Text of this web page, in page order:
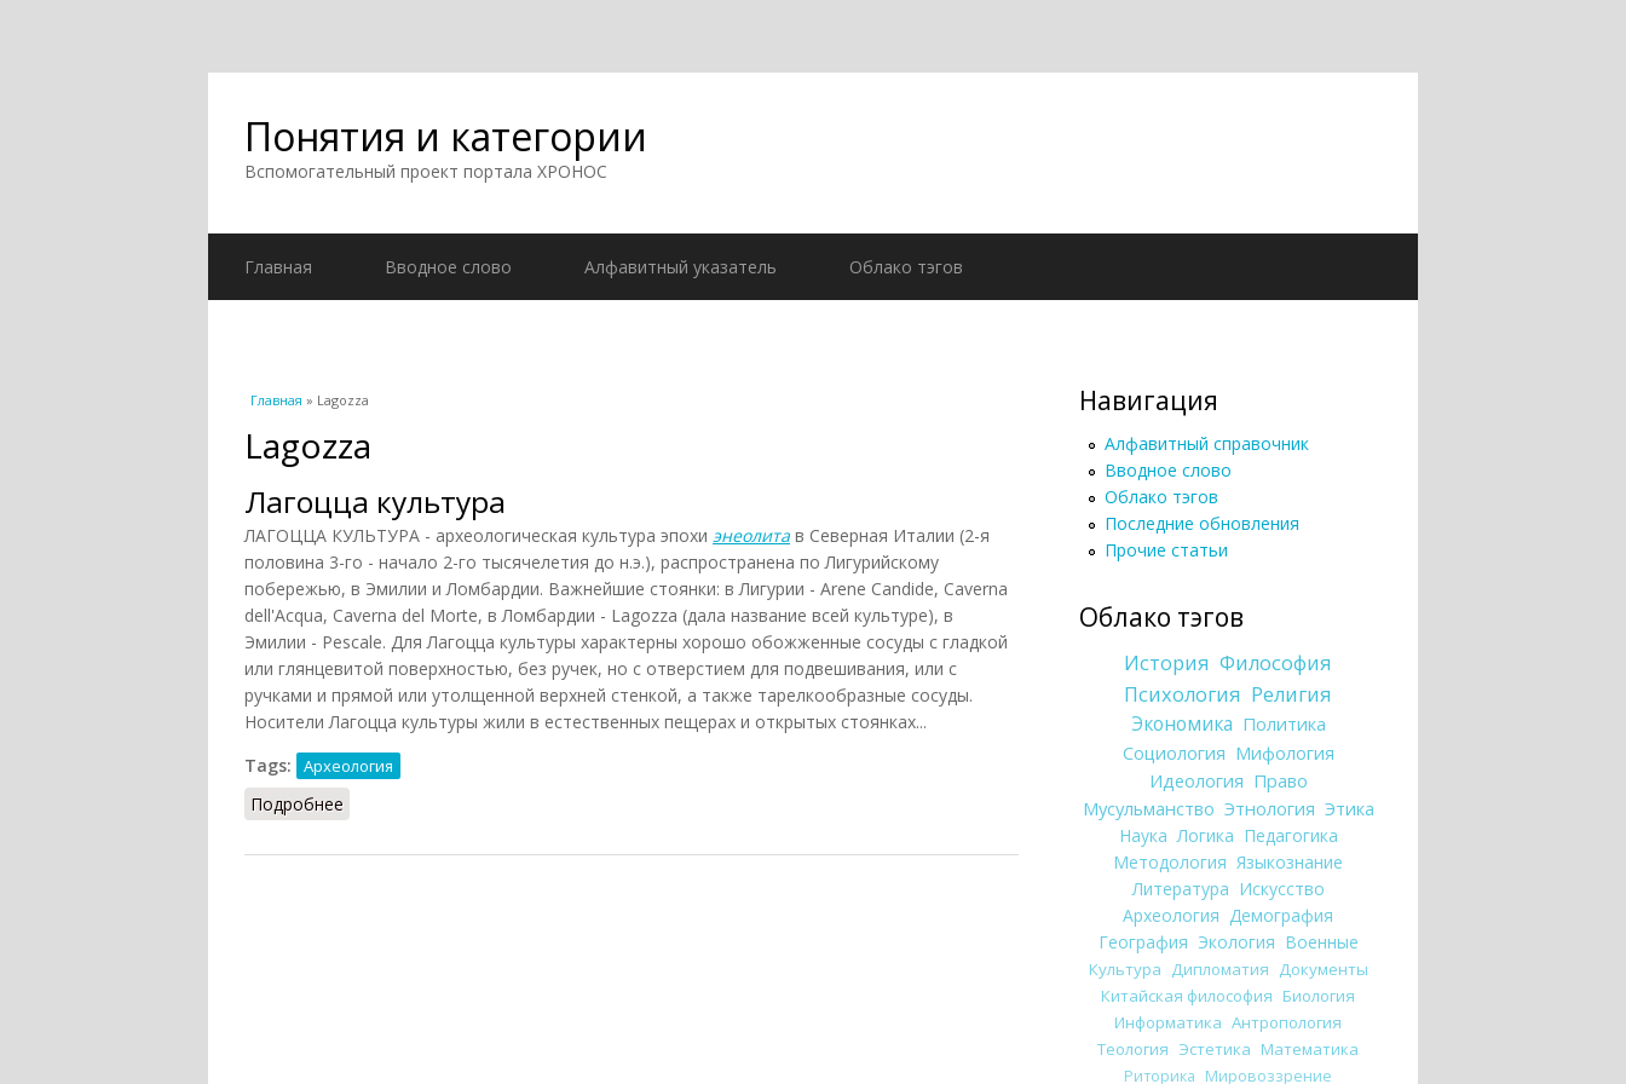
Понятия и категории
Вспомогательный проект портала ХРОНОС
Главная Вводное слово Алфавитный указатель Облако тэгов
Вы здесь
Главная » Lagozza
Lagozza
Лагоцца культура
ЛАГОЦЦА КУЛЬТУРА - археологическая культура эпохи энеолита в Северная Италии (2-я
половина 3-го - начало 2-го тысячелетия до н.э.), распространена по Лигурийскому
побережью, в Эмилии и Ломбардии. Важнейшие стоянки: в Лигурии - Arene Candide, Caverna
dell'Acqua, Caverna del Morte, в Ломбардии - Lagozza (дала название всей культуре), в
Эмилии - Pescale. Для Лагоцца культуры характерны хорошо обожженные сосуды с гладкой
или глянцевитой поверхностью, без ручек, но с отверстием для подвешивания, или с
ручками и прямой или утолщенной верхней стенкой, а также тарелкообразные сосуды.
Носители Лагоцца культуры жили в естественных пещерах и открытых стоянках...
Tags:
Археология
Подробнее
Навигация
Алфавитный справочник
Вводное слово
Облако тэгов
Последние обновления
Прочие статьи
Облако тэгов
История Философия
Психология Религия
Экономика Политика
Социология Мифология
Идеология Право
Мусульманство Этнология Этика
Наука Логика Педагогика
Методология Языкознание
Литература Искусство
Археология Демография
География Экология Военные
Культура Дипломатия Документы
Китайская философия Биология
Информатика Антропология
Теология Эстетика Математика
Риторика Мировоззрение